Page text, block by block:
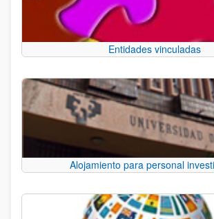
Entidades vinculadas
Alojamiento para personal